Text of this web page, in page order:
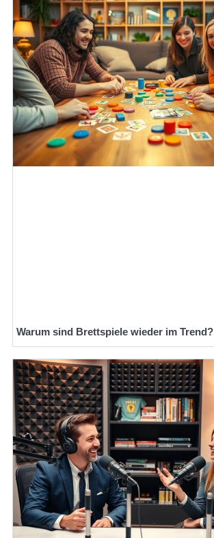
Warum sind Brettspiele wieder im Trend?